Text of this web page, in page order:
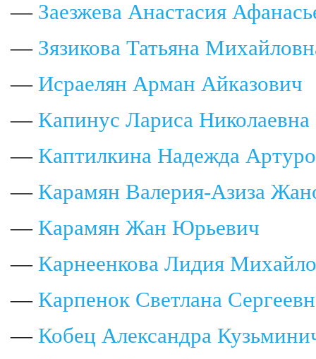
— Заезжева Анастасия
— Зязикова Татьяна
— Исраелян Арман Айказович
— Капинус Лариса Николаевна
— Каптилкина Надежда
— Карамян Валерия-Азиза
— Карамян Жан Юрьевич
— Карнеенкова Лидия
— Карпенок Светлана
— Кобец Александра